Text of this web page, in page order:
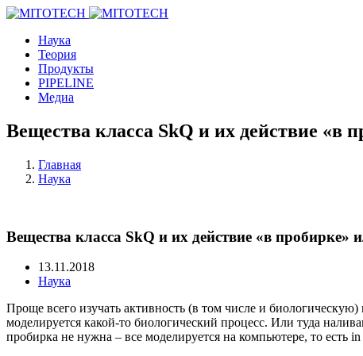
Наука
Теория
Продукты
PIPELINE
Медиа
Вещества класса SkQ и их действие «в
Главная
Наука
Вещества класса SkQ и их действие «в пробирке»
13.11.2018
Наука
Проще всего изучать активность (в том числе и
моделируется какой-то биологический процесс. Или туда
пробирка не нужна – все моделируется на компьютере, то